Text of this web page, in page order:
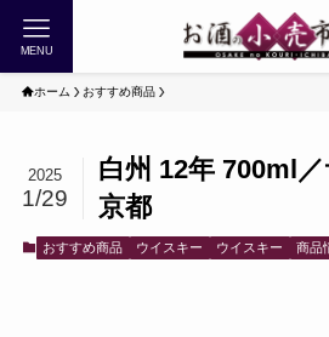
MENU
ホーム おすすめ商品
白州 12年 700ml
京都
2025
1/29
おすすめ商品 ウイスキー ウイスキー 商品